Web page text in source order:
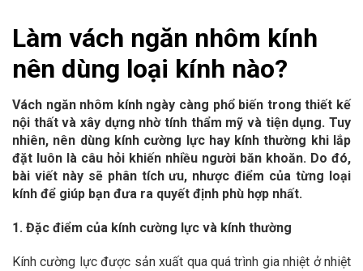
Làm vách ngăn nhôm kính
nên dùng loại kính nào?
Vách ngăn nhôm kính ngày càng phổ biến trong thiết kế
nội thất và xây dựng nhờ tính thẩm mỹ và tiện dụng. Tuy
nhiên, nên dùng kính cường lực hay kính thường khi lắp
đặt luôn là câu hỏi khiến nhiều người băn khoăn. Do đó,
bài viết này sẽ phân tích ưu, nhược điểm của từng loại
kính để giúp bạn đưa ra quyết định phù hợp nhất.
1. Đặc điểm của kính cường lực và kính thường
Kính cường lực được sản xuất qua quá trình gia nhiệt ở nhiệt